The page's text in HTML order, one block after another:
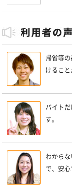
帰省等
けること
バイト
す。
わから
で、安心